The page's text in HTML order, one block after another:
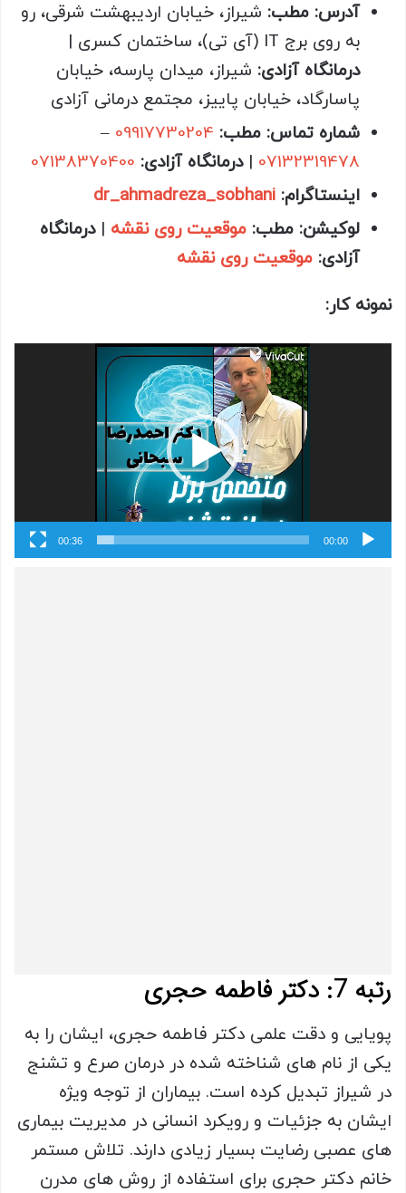
آدرس: مطب: شیراز، خیابان اردیبهشت شرقی، رو
به روی برج IT (آی تی)، ساختمان کسری |
درمانگاه آزادی: شیراز، میدان پارسه، خیابان
پاسارگاد، خیابان پاییز، مجتمع درمانی آزادی
شماره تماس: مطب:
–
07132319478
|درمانگاه آزادی:
اینستاگرام:
dr_ahmadreza_sobhani
لوکیشن: مطب: موقعیت روی نقشه |درمانگاه
آزادی: موقعیت روی نقشه
نمونه کار:
نمایشگر
ویدیو
00:00
00:36
رتبه 7: دکتر فاطمه حجری
پویایی و دقت علمی دکتر فاطمه حجری، ایشان را به
یکی از نام های شناخته شده در درمان صرع و تشنج
در شیراز تبدیل کرده است. بیماران از توجه ویژه
ایشان به جزئیات و رویکرد انسانی در مدیریت بیماری
های عصبی رضایت بسیار زیادی دارند. تلاش مستمر
خانم دکتر حجری برای استفاده از روش های مدرن